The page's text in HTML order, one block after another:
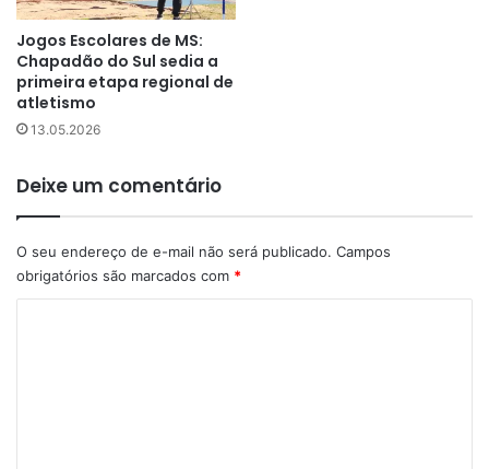
Jogos Escolares de MS:
Chapadão do Sul sedia a
primeira etapa regional de
atletismo
13.05.2026
Deixe um comentário
O seu endereço de e-mail não será publicado. Campos
obrigatórios são marcados com *